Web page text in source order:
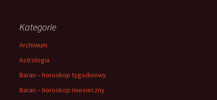
Kategorie
Archiwum
Astrologia
Baran – horoskop tygodniowy
Baran – horoskop miesieczny